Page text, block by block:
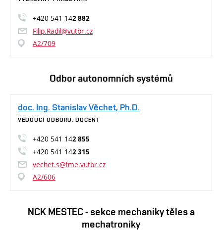
+420 541 142 882
Filip.Radil@vutbr.cz
A2/709
Odbor autonomních systémů
doc. Ing. Stanislav Věchet, Ph.D.
VEDOUCÍ ODBORU, DOCENT
+420 541 142 855
+420 541 142 315
vechet.s@fme.vutbr.cz
A2/606
NCK MESTEC - sekce mechaniky těles a
mechatroniky